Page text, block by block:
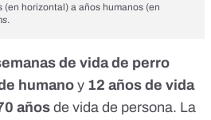
horizontal) a años humanos (en
.
de vida de perro
humanoy 12 años de vida
años de vida de persona. La